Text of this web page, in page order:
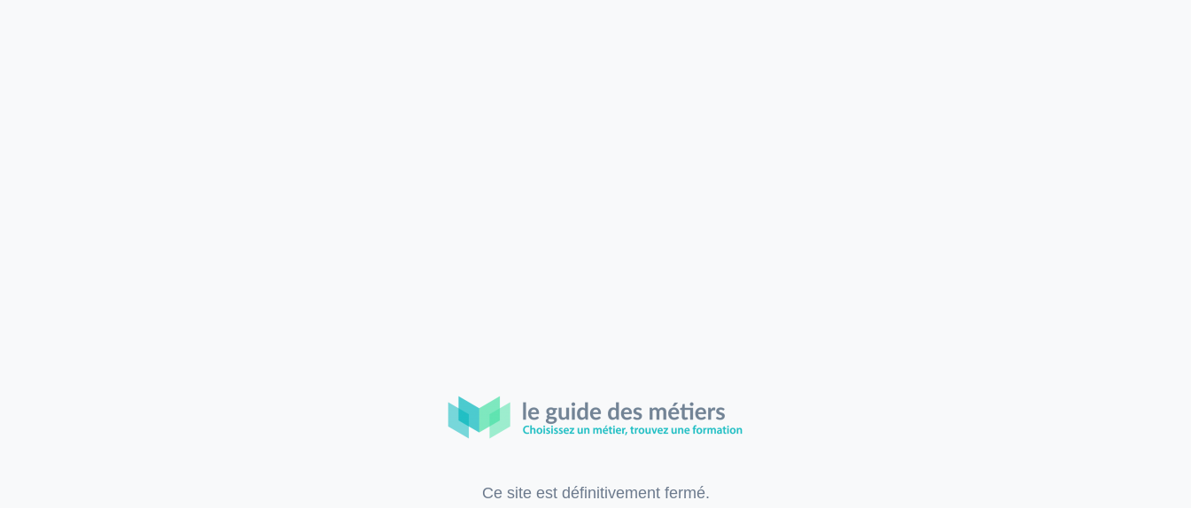
Ce site est définitivement fermé.